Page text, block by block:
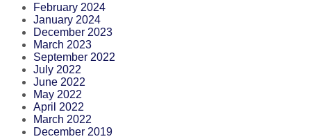
February 2024
January 2024
December 2023
March 2023
September 2022
July 2022
June 2022
May 2022
April 2022
March 2022
December 2019